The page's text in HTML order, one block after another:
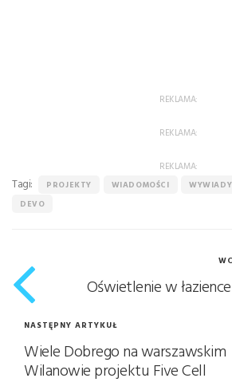
REKLAMA:
REKLAMA:
REKLAMA:
Tagi: PROJEKTY WIADOMOŚCI WYWIADY
DEVO
Oświetlenie w
NASTĘPNY ARTYKUŁ
Wiele Dobrego na warszawskim
Wilanowie projektu Five Cell